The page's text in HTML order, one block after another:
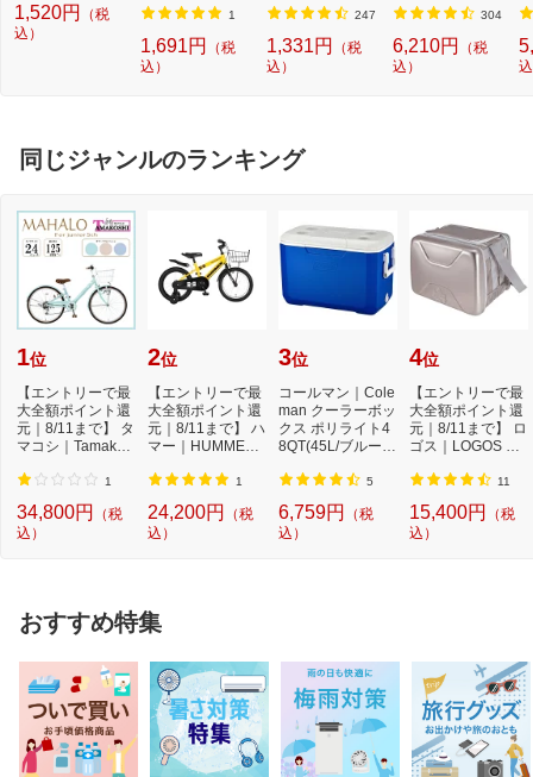
プシールセット ブ
ルー DYKTSBL
1,520円
（税
込）
ネックピロー サ
イズ：26×18cm
カラー：ブラッ
ク 低反発・疲労
1
1,691円
（税
込）
機 洗浄 洗剤 750m
l NW2]【rb_pcp】
247
1,331円
（税
込）
3813805MP] 304
6,210円
（税
込）
T
同じジャンルのランキング
1位
【エントリーで最
大全額ポイント還
元｜8/11まで】 タ
マコシ｜Tamakos
1
34,800円
（税
込）
2位
【エントリーで最
大全額ポイント還
元｜8/11まで】 ハ
マー｜HUMMER
車 ...
1
24,200円
（税
込）
3位
コールマン｜Cole
man クーラーボッ
クス ポリライト4
8QT(45L/ブルー)
5
6,759円
（税
込）
4位
【エントリーで最
大全額ポイント還
元｜8/11まで】 ロ
ゴス｜LOGOS ク
ハ...
11
15,400円
（税
込）
おすすめ特集